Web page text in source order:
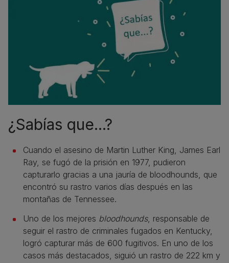
¿Sabías que...?
Cuando el asesino de Martin Luther King, James Earl
Ray, se fugó de la prisión en 1977, pudieron
capturarlo gracias a una jauría de bloodhounds, que
encontró su rastro varios días después en las
montañas de Tennessee.
Uno de los mejores bloodhounds, responsable de
seguir el rastro de criminales fugados en Kentucky,
logró capturar más de 600 fugitivos. En uno de los
casos más destacados, siguió un rastro de 222 km y